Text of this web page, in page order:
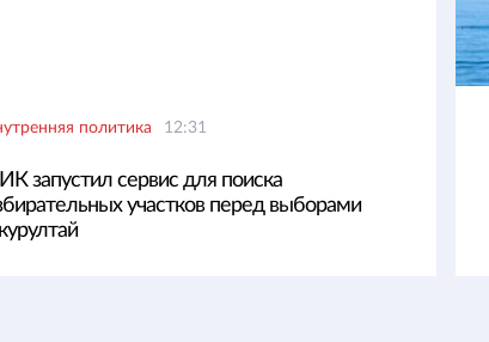
политика 12:31
запустил сервис для поиска
участков перед выборами